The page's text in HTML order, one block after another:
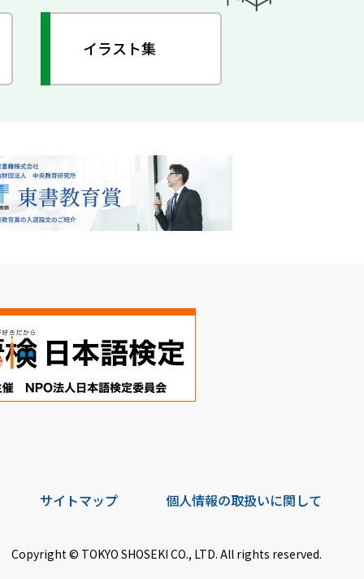
イラスト集
サイトマップ 個人情報の取扱いに関して
Copyright © TOKYO SHOSEKI CO., LTD. All rights reserved.